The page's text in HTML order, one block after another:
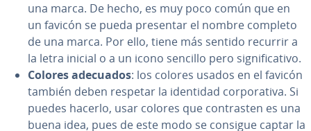
una marca. De hecho, es muy poco común que en
un favicón se pueda presentar el nombre completo
de una marca. Por ello, tiene más sentido recurrir a
la letra inicial o a un icono sencillo pero si­g­ni­fi­ca­ti­vo.
Colores adecuados: los colores usados en el favicón
también deben respetar la identidad co­r­po­ra­ti­va. Si
puedes hacerlo, usar colores que co­n­tra­s­ten es una
buena idea, pues de este modo se consigue captar la